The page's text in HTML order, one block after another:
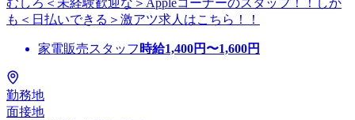
も＜日払いできる＞激アツ求人はこちら！！
家電販売スタッフ 時給1,400円〜1,600円
勤務地
面接地